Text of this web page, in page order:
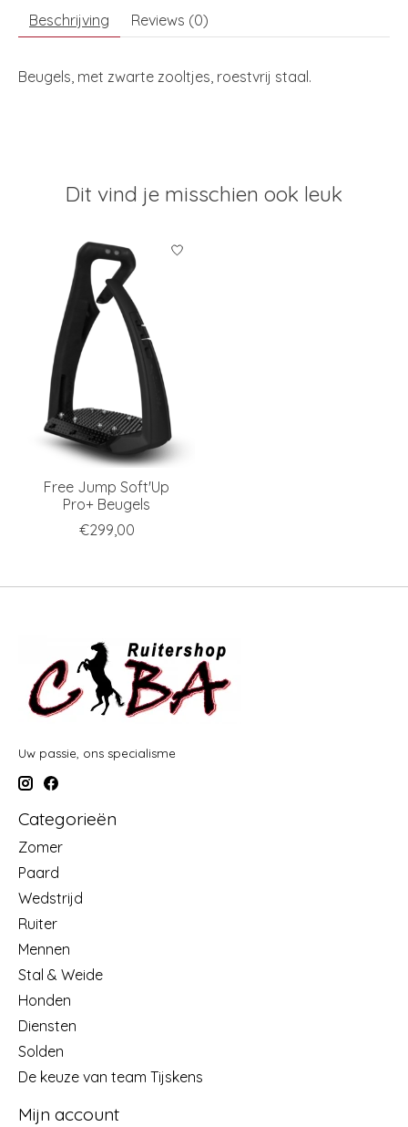
Beschrijving Reviews (0)
Beugels, met zwarte zooltjes, roestvrij staal.
Dit vind je misschien ook leuk
Items van productcarrousel
Free Jump Soft'Up
Pro+ Beugels
€299,00
Uw passie, ons specialisme
Categorieën
Zomer
Paard
Wedstrijd
Ruiter
Mennen
Stal & Weide
Honden
Diensten
Solden
De keuze van team Tijskens
Mijn account